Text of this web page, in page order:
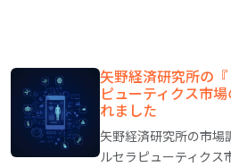
矢野経済研究所の
ピューティクス市
れました
矢野経済研究所の市場
ルセラピューティクス